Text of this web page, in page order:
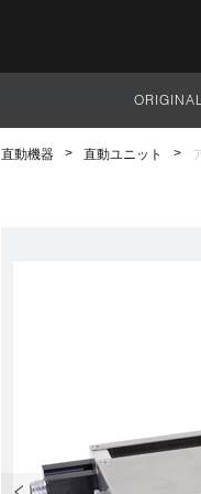
直動機器 直動ユニット